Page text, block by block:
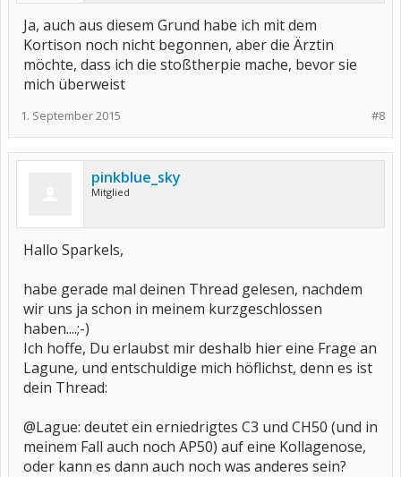
Ja, auch aus diesem Grund habe ich mit dem
Kortison noch nicht begonnen, aber die Ärztin
möchte, dass ich die stoßtherpie mache, bevor sie
mich überweist
#8
1. September 2015
pinkblue_sky
Mitglied
Hallo Sparkels,
habe gerade mal deinen Thread gelesen, nachdem
wir uns ja schon in meinem kurzgeschlossen
haben....;-)
Ich hoffe, Du erlaubst mir deshalb hier eine Frage an
Lagune, und entschuldige mich höflichst, denn es ist
dein Thread:
@Lague: deutet ein erniedrigtes C3 und CH50 (und in
meinem Fall auch noch AP50) auf eine Kollagenose,
oder kann es dann auch noch was anderes sein?